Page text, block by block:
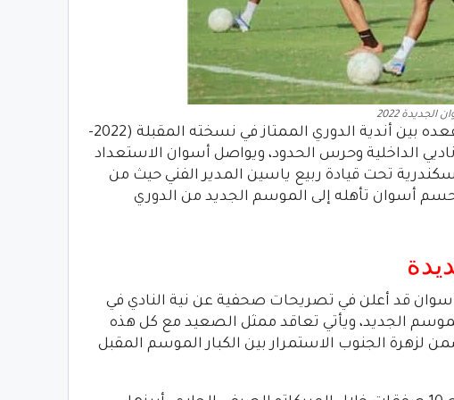
2022
كان أسوان حجز مقعده بين أندية الدوري الممتاز في نسخته المقبلة (2022-
ناديي الداخلية وحرس الحدود، ويواصل أسوان الاستعداد
تحت قيادة ربيع ياسين المدير الفني حيث من
أسوان تأهله إلى الموسم الجديد من الدوري
قد أعلن في تصريحات صحفية عن نية النادي في
الموسم الجديد، ويأتي تعاقد ممثل الصعيد مع كل هذه
لزهرة الجنوب الاستمرار بين الكبار الموسم المقبل